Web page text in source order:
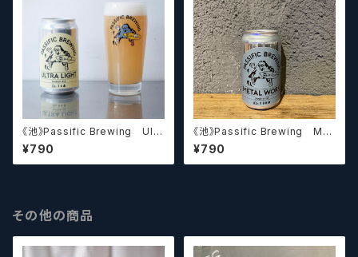
《池》Passific Brewing Ultr
a Light パシフィック ウルトラ
ライト 【クラフトビール】
¥790
《池》Passific Brewing Met
al Work パシフィック メタルワ
ーク 【クラフトビール】
¥790
その他の商品